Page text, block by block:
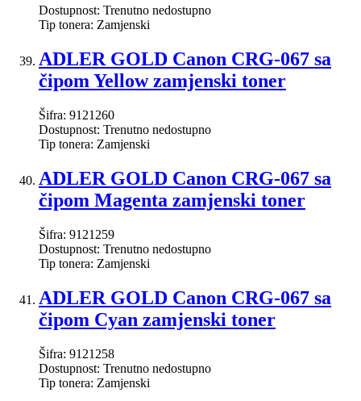
Dostupnost: Trenutno nedostupno
Tip tonera: Zamjenski
ADLER GOLD Canon CRG-067 sa
čipom Yellow zamjenski toner
Šifra: 9121260
Dostupnost: Trenutno nedostupno
Tip tonera: Zamjenski
ADLER GOLD Canon CRG-067 sa
čipom Magenta zamjenski toner
Šifra: 9121259
Dostupnost: Trenutno nedostupno
Tip tonera: Zamjenski
ADLER GOLD Canon CRG-067 sa
čipom Cyan zamjenski toner
Šifra: 9121258
Dostupnost: Trenutno nedostupno
Tip tonera: Zamjenski